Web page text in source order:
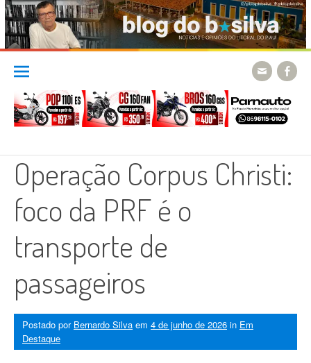
Skip
content
Operação Corpus Christi:
foco da PRF é o
transporte de
passageiros
Postado por Bernardo Silva em 4 de junho de 2026 in Em
Destaque